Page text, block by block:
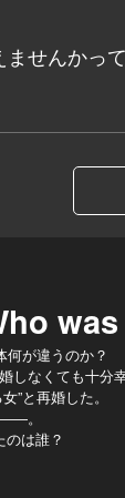
せんかっ
何が違うのか？
しなくても十分
”と再婚した。
。
は誰？